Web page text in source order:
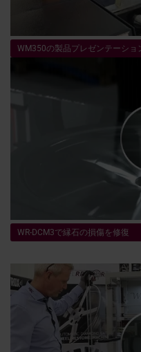
WM350の製品プレゼンテーショ
WR-DCM3で縁石の損傷を修復